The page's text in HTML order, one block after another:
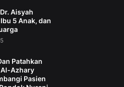
Aisyah
5 Anak, dan
Patahkan
Al-Azhary
Pasien